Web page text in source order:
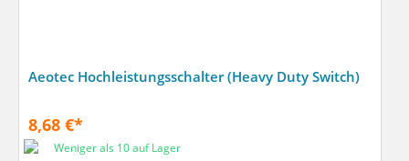
Aeotec Hochleistungsschalter (Heavy Duty Switch)
8,68 €*
Weniger als 10 auf Lager